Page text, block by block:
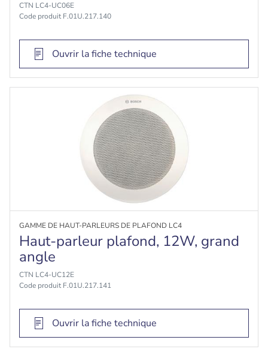
CTN LC4-UC06E
Code produit F.01U.217.140
Ouvrir la fiche technique
GAMME DE HAUT-PARLEURS DE PLAFOND LC4
Haut-parleur plafond, 12W, grand
angle
CTN LC4-UC12E
Code produit F.01U.217.141
Ouvrir la fiche technique